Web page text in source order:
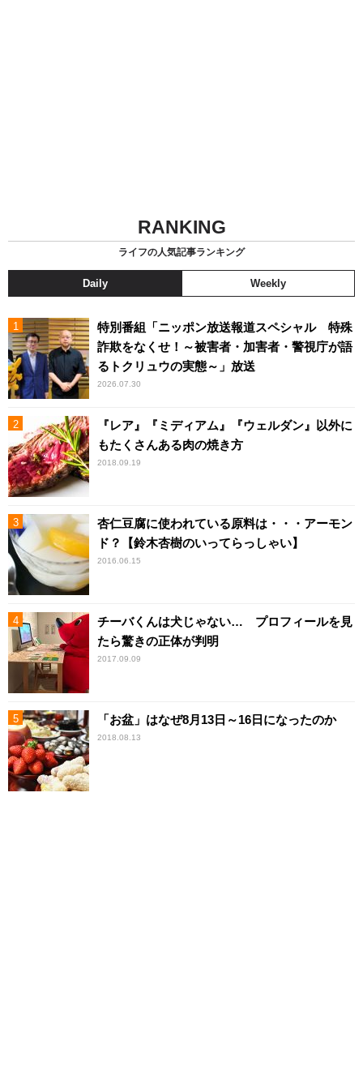
RANKING
ライフの人気記事ランキング
Daily Weekly
特別番組「ニッポン放送報道スペシャル 特殊
詐欺をなくせ！～被害者・加害者・警視庁が語
るトクリュウの実態～」放送
2026.07.30
『レア』『ミディアム』『ウェルダン』以外に
もたくさんある肉の焼き方
2018.09.19
杏仁豆腐に使われている原料は・・・アーモン
ド？【鈴木杏樹のいってらっしゃい】
2016.06.15
チーバくんは犬じゃない… プロフィールを見
たら驚きの正体が判明
2017.09.09
「お盆」はなぜ8月13日～16日になったのか
2018.08.13